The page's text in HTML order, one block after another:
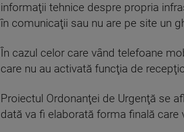
informaţii tehnice despre propria
în comunicaţii sau nu are pe site un
În cazul celor care vând telefoane
care nu au activată funcţia de
Proiectul Ordonanţei de Urgenţă se
dată va fi elaborată forma finală care